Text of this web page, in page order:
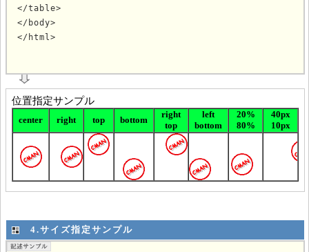
</table>
</body>
</html>
4.サイズ指定サンプル